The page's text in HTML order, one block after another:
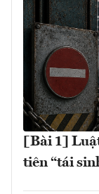
[Bài 1]
tiên “tái